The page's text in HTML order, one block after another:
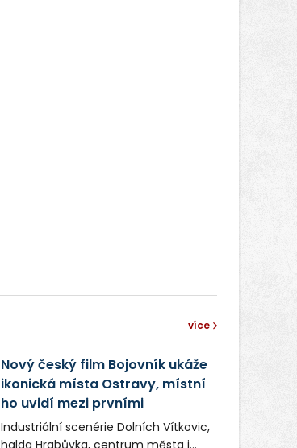
více
Nový český film Bojovník ukáže
ikonická místa Ostravy, místní
ho uvidí mezi prvními
Industriální scenérie Dolních Vítkovic,
halda Hrabůvka, centrum města i